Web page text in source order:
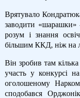
Врятувало
заводити «шарашки»
розум і знання
більшим ККД, ніж на
Він зробив там
участь у конкурсі
оголошеному
сподобався